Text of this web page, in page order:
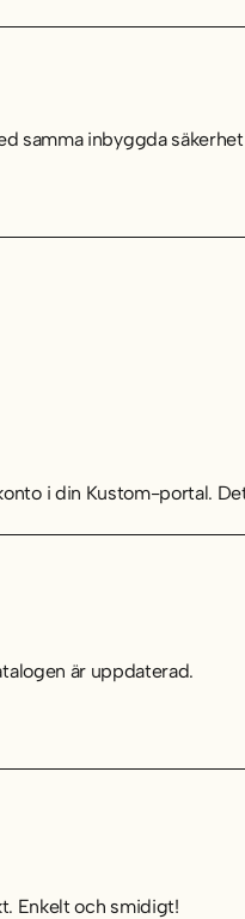
samma inbyggda
i din Kustom-portal.
är uppdaterad.
Enkelt och smidigt!